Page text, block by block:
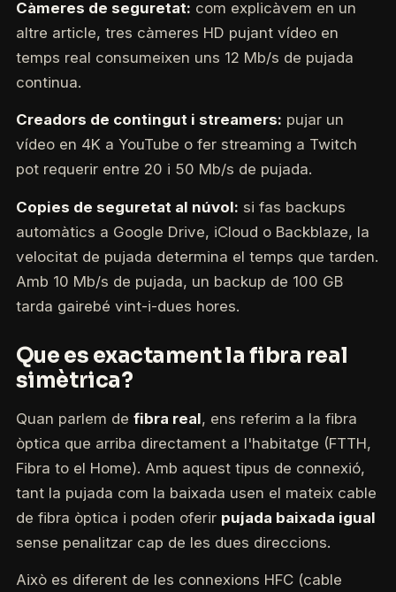
Càmeres de seguretat: com explicàvem en un
altre article, tres càmeres HD pujant vídeo en
temps real consumeixen uns 12 Mb/s de pujada
continua.
Creadors de contingut i streamers: pujar un
vídeo en 4K a YouTube o fer streaming a Twitch
pot requerir entre 20 i 50 Mb/s de pujada.
Copies de seguretat al núvol: si fas backups
automàtics a Google Drive, iCloud o Backblaze, la
velocitat de pujada determina el temps que tarden.
Amb 10 Mb/s de pujada, un backup de 100 GB
tarda gairebé vint-i-dues hores.
Que es exactament la fibra real
simètrica?
Quan parlem de fibra real, ens referim a la fibra
òptica que arriba directament a l'habitatge (FTTH,
Fibra to el Home). Amb aquest tipus de connexió,
tant la pujada com la baixada usen el mateix cable
de fibra òptica i poden oferir pujada baixada igual
sense penalitzar cap de les dues direccions.
Això es diferent de les connexions HFC (cable